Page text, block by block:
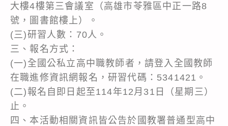
大樓4樓第三會議室（高雄市苓雅區中正一路8
號，圖書館樓上）。
(三)研習人數：70人。
三、報名方式：
(一)全國公私立高中職教師者，請登入全國教師
在職進修資訊網報名，研習代碼：5341421。
(二)報名自即日起至114年12月31日（星期三）
止。
四、本活動相關資訊皆公告於國教署普通型高中